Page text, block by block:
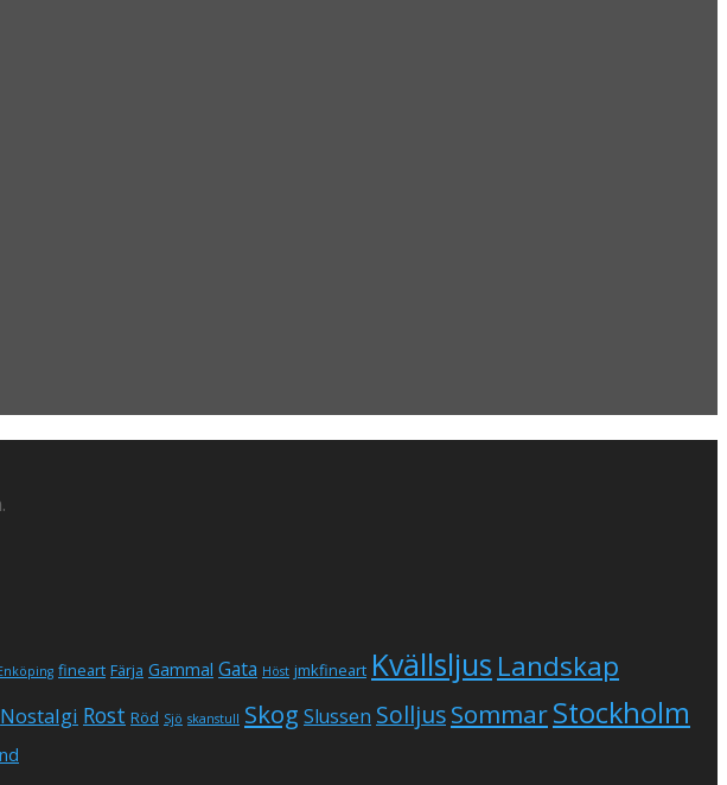
fineart Färja Gammal Gata Höst jmkfineart Kvällsljus Landskap
Nostalgi Rost Röd Sjö skanstull Skog Slussen SolljusSommarStockholm